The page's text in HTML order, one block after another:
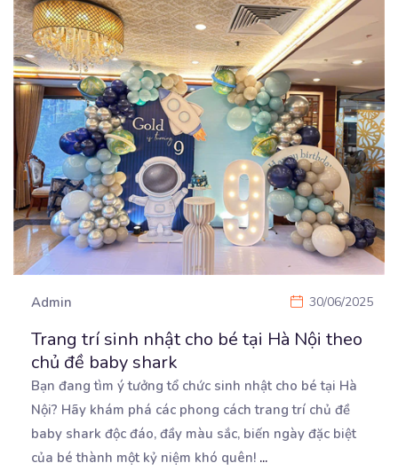
Admin 30/06/2025
Trang trí sinh nhật cho bé tại Hà Nội theo
chủ đề baby shark
Bạn đang tìm ý tưởng tổ chức sinh nhật cho bé tại Hà
Nội? Hãy khám phá các phong cáchtrang trí chủ đề
baby shark độc đáo, đầy màu sắc, biến ngày đặc biệt
của bé thành một kỷ niệm khó quên! ...